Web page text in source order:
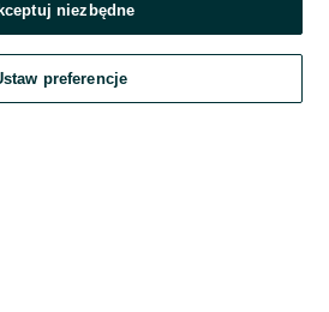
jednego z dostawców wskazanych powyżej,
OLX.pl w jego aktualnym brzmieniu.
niezbędne
preferencje